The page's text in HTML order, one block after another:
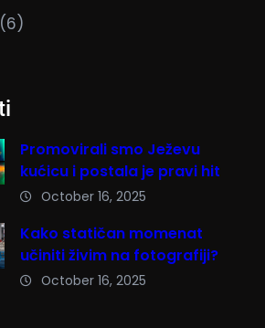
(6)
Promovirali smo Ježevu
kućicu i postala je pravi hit
October 16, 2025
Kako statičan momenat
učiniti živim na fotografiji?
October 16, 2025